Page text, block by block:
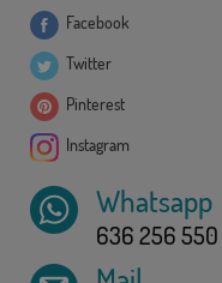
Facebook
Twitter
Pinterest
Instagram
Whatsapp
636 256 550